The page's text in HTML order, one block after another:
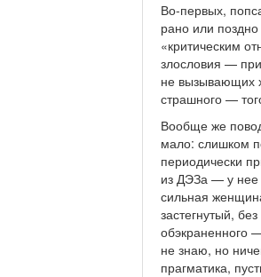
Во-первых,
рано или
«критическим
злословия —
не вызывающих
страшного —
Вообще же
мало: слишком
периодически
из ДЭЗа — у нее
сильная
застегнутый,
обэкраненного
не знаю, но
прагматика,